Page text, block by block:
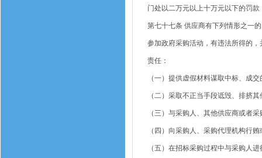
门处以二万元以上十万元以下的罚
第七十七条 供应商有下列情形之一
参加政府采购活动，有违法所得的
责任：
（一）提供虚假材料谋取中标、成交
（二）采取不正当手段诋毁、排挤
（三）与采购人、其他供应商或者
（四）向采购人、采购代理机构行
（五）在招标采购过程中与采购人